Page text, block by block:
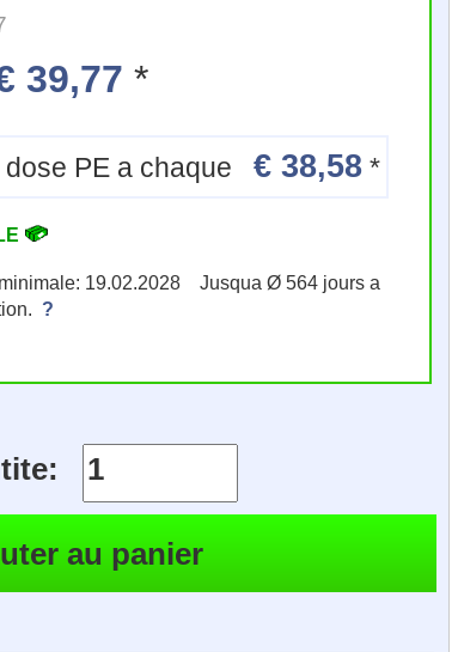
39,77 *
6 x 700g dose PE a chaque € 38,58*
19.02.2028 Jusqua Ø 564 jours a
?